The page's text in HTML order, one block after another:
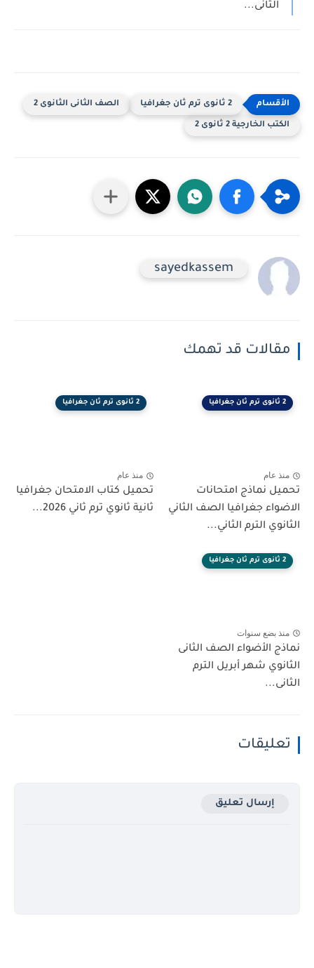
الثانى...
2 ثانوى ترم ثان جغرافيا الصف الثانى الثانوى 2
الكتب الخارجية 2 ثانوى 2
sayedkassem
مقالات قد تهمك
2 ثانوى ترم ثان جغرافيا
منذ عام
تحميل نماذج امتحانات
الاضواء جغرافيا الصف الثاني
الثانوي الترم الثاني...
2 ثانوى ترم ثان جغرافيا
منذ عام
تحميل كتاب الامتحان جغرافيا
ثانية ثانوي ترم ثاني 2026...
2 ثانوى ترم ثان جغرافيا
منذ بضع سنوات
نماذج الأضواء الصف الثانى
الثانوي شهر أبريل الترم
الثانى...
تعليقات
إرسال تعليق